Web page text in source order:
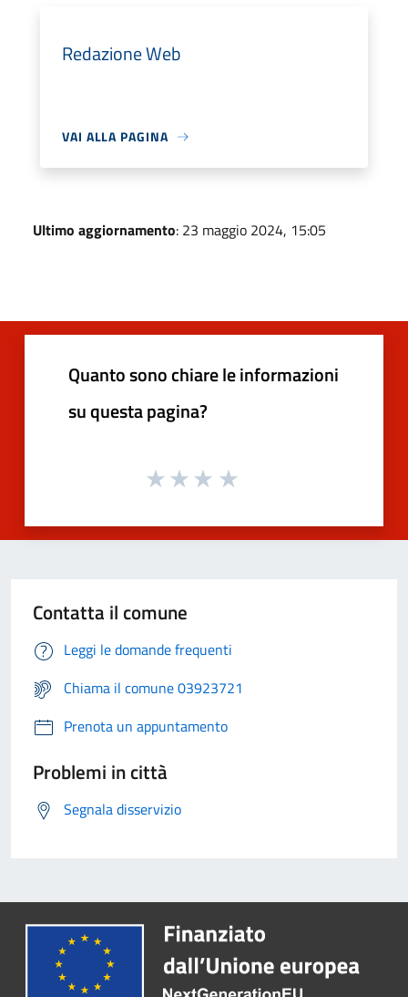
Redazione Web
VAI ALLA PAGINA
Ultimo aggiornamento: 23 maggio 2024, 15:05
Quanto sono chiare le informazioni
su questa pagina?
Contatta il comune
Leggi le domande frequenti
Chiama il comune 03923721
Prenota un appuntamento
Problemi in città
Segnala disservizio